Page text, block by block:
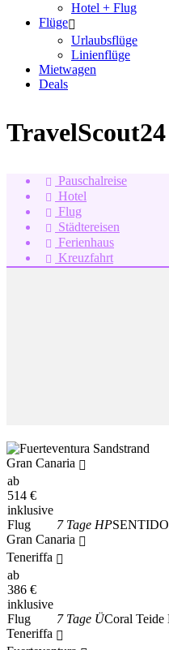
Hotel + Flug
Flüge
Urlaubsflüge
Linienflüge
Mietwagen
Deals
Pauschalreise
Hotel
Flug
Städtereisen
Ferienhaus
Kreuzfahrt
Gran Canaria
ab
514 €
inklusive
Flug
7 Tage HPSENTIDO
Gran Canaria
Teneriffa
ab
386 €
inklusive
Flug
7 Tage ÜCoral Teide
Teneriffa